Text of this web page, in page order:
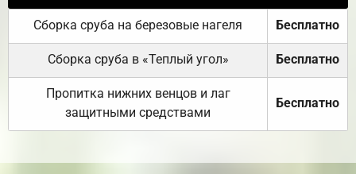
Сборка сруба на березовые нагеля Бесплатно
Сборка сруба в «Теплый угол» Бесплатно
Пропитка нижних венцов и лаг
защитными средствами
Бесплатно